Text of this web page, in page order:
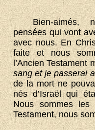
Bien-aimés,
pensées qui vont
avec nous. En
faite et nous
l’Ancien Testament
sang et je passerai
de la mort ne
nés d’Israël qui
Nous sommes les
Testament, nous